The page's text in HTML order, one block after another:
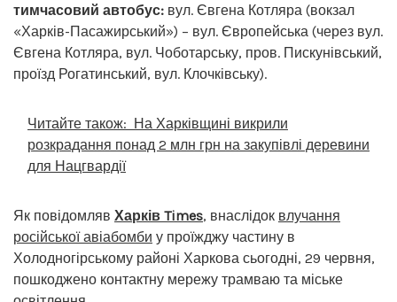
тимчасовий автобус: вул. Євгена Котляра (вокзал
«Харків-Пасажирський») – вул. Європейська (через вул.
Євгена Котляра, вул. Чоботарську, пров. Пискунівський,
проїзд Рогатинський, вул. Клочківську).
Читайте також: На Харківщині викрили
розкрадання понад 2 млн грн на закупівлі деревини
для Нацгвардії
Як повідомляв Харків Times, внаслідок влучання
російської авіабомби у проїжджу частину в
Холодногірському районі Харкова сьогодні, 29 червня,
пошкоджено контактну мережу трамваю та міське